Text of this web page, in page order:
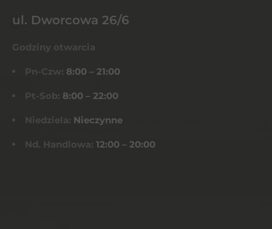
ul. Dworcowa 26/6
Godziny otwarcia
Pn-Czw: 8:00 – 21:00
Pt-Sob: 8:00 – 22:00
Niedziela: Nieczynne
Nd. Handlowa: 12:00 – 20:00